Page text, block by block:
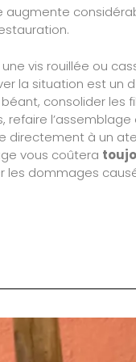
augmente
une vis rouillée ou
la situation est un
consolider les
refaire
directement à un
vous coûtera
les dommages